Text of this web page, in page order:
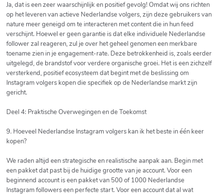
Ja, dat is een zeer waarschijnlijk en positief gevolg! Omdat wij ons richten
op het leveren van actieve Nederlandse volgers, zijn deze gebruikers van
nature meer geneigd om te interacteren met content die in hun feed
verschijnt. Hoewel er geen garantie is dat elke individuele Nederlandse
follower zal reageren, zul je over het geheel genomen een merkbare
toename zien in je engagement-rate. Deze betrokkenheid is, zoals eerder
uitgelegd, de brandstof voor verdere organische groei. Het is een zichzelf
versterkend, positief ecosysteem dat begint met de beslissing om
Instagram volgers kopen die specifiek op de Nederlandse markt zijn
gericht.
Deel 4: Praktische Overwegingen en de Toekomst
9. Hoeveel Nederlandse Instagram volgers kan ik het beste in één keer
kopen?
We raden altijd een strategische en realistische aanpak aan. Begin met
een pakket dat past bij de huidige grootte van je account. Voor een
beginnend account is een pakket van 500 of 1000 Nederlandse
Instagram followers een perfecte start. Voor een account dat al wat